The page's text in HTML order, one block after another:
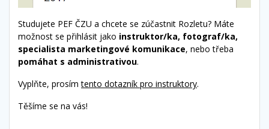
Studujete PEF ČZU a chcete se zúčastnit Rozletu? Máte
možnost se přihlásit jako instruktor/ka, fotograf/ka,
specialista marketingové komunikace, nebo třeba
pomáhat s administrativou.
Vyplňte, prosímtento dotazník pro instruktory.
Těšíme se na vás!